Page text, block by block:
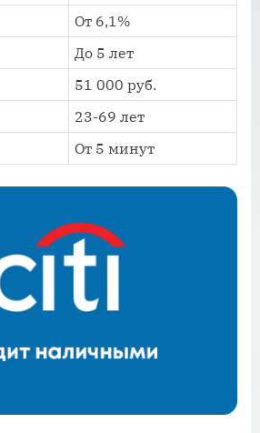
От 6,1%
До 5 лет
51 000 руб.
23-69 лет
От 5 минут